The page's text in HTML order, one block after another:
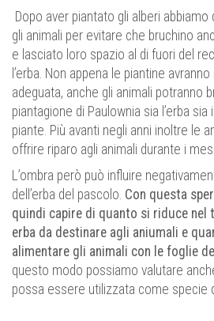
Dopo aver piantato gli alberi
gli animali per evitare che bruchino
e lasciato loro spazio al di fuori del
l’erba. Non appena le piantine
adeguata, anche gli animali potranno
piantagione di Paulownia sia l’erba
piante. Più avanti negli anni inoltre le
offrire riparo agli animali durante i
L’ombra però può influire
dell’erba del pascolo. Con questa
quindi capire di quanto si riduce nel
erba da destinare agli aniumali e
alimentare gli animali con le foglie
questo modo possiamo valutare
possa essere utilizzata come specie